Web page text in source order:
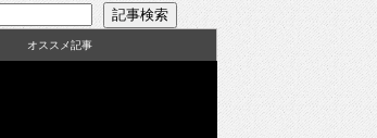
オススメ記事